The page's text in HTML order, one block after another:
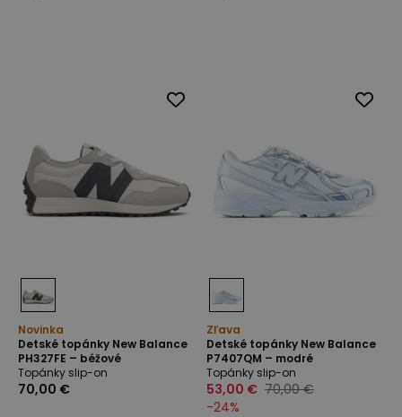
Novinka
Detské topánky New Balance
PH327FE – béžové
Topánky slip-on
70,00 €
Zľava
Detské topánky New Balance
P7407QM – modré
Topánky slip-on
53,00 € 70,00 €
-24%